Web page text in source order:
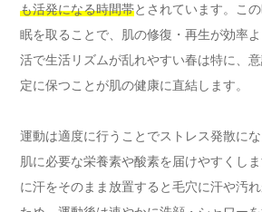
も活発になる時間帯とされています。こ
眠を取ることで、肌の修復・再生が効率
活で生活リズムが乱れやすい春は特に、
定に保つことが肌の健康に直結します。
運動は適度に行うことでストレス発散に
肌に必要な栄養素や酸素を届けやすくし
に汗をそのまま放置すると毛穴に汗や汚